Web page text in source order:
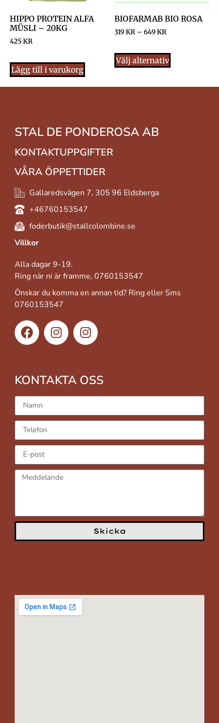
HIPPO PROTEIN ALFA
MÜSLI – 20KG
425KR
Lägg till i varukorg
BIOFARMAB BIO ROSA
319KR – 649KR
Välj alternativ
STAL DE PONDEROSA AB
KONTAKTUPPGIFTER
VÅRA ÖPPETTIDER
Gallaredsvägen 7, 305 96 Eldsberga
+46760153547
foderbutik@stallcolombine.se
Villkor
Alla dagar 9-19.
Ring när ni är framme, 0760153547
Önskar du komma en annan tid? Ring eller Sms
0760153547
KONTAKTA OSS
Skicka